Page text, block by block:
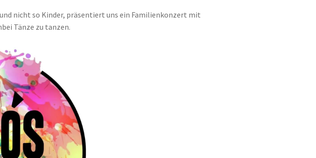
nicht so Kinder, präsentiert uns ein Familienkonzert mit
Tänze zu tanzen.